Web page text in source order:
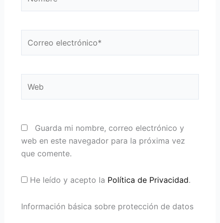
electrónico*
Guarda mi nombre, correo electrónico y
web en este navegador para la próxima vez
que comente.
He leído y acepto la Política de Privacidad.
Información básica sobre protección de datos